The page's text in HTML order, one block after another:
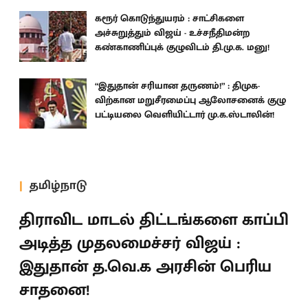
கரூர் கொடுந்துயரம் : சாட்சிகளை
அச்சுறுத்தும் விஜய் - உச்சநீதிமன்ற
கண்காணிப்புக் குழுவிடம் தி.மு.க. மனு!
“இதுதான் சரியான தருணம்!” : திமுக-
விற்கான மறுசீரமைப்பு ஆலோசனைக் குழு
பட்டியலை வெளியிட்டார் மு.க.ஸ்டாலின்!
தமிழ்நாடு
திராவிட மாடல் திட்டங்களை காப்பி
அடித்த முதலமைச்சர் விஜய் :
இதுதான் த.வெ.க அரசின் பெரிய
சாதனை!